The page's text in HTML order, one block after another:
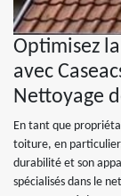
Optimisez
avec
Nettoyage
En tant que
toiture, en
durabilité et son
spécialisés dans le